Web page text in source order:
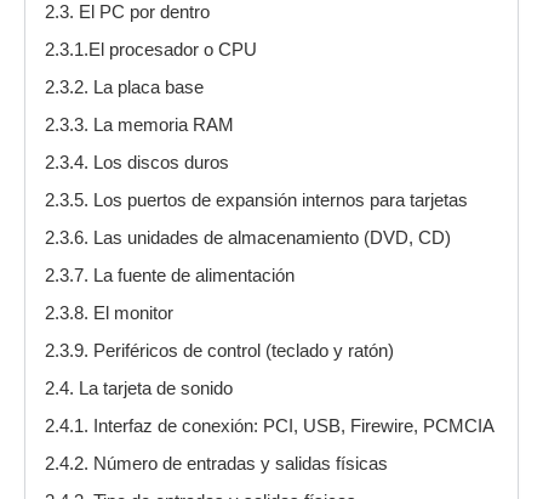
2.3. El PC por dentro
2.3.1.El procesador o CPU
2.3.2. La placa base
2.3.3. La memoria RAM
2.3.4. Los discos duros
2.3.5. Los puertos de expansión internos para tarjetas
2.3.6. Las unidades de almacenamiento (DVD, CD)
2.3.7. La fuente de alimentación
2.3.8. El monitor
2.3.9. Periféricos de control (teclado y ratón)
2.4. La tarjeta de sonido
2.4.1. Interfaz de conexión: PCI, USB, Firewire, PCMCIA
2.4.2. Número de entradas y salidas físicas